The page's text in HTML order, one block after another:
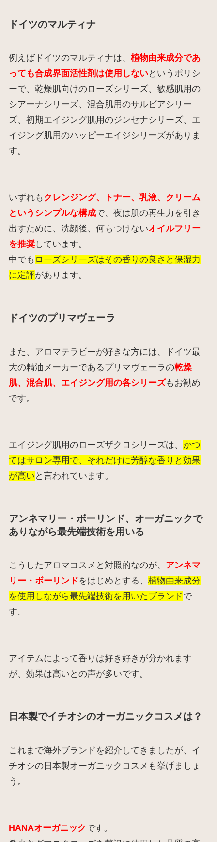
ドイツのマルティナ
例えばドイツのマルティナは、 植物由来成分であ
っても合成界面活性剤は使用しないというポリシ
ーで、乾燥肌向けのローズシリーズ、敏感肌用の
シアーナシリーズ、混合肌用のサルビアシリー
ズ、初期エイジング肌用のジンセナシリーズ、エ
イジング肌用のハッピーエイジシリーズがありま
す。
いずれも クレンジング、トナー、乳液、クリーム
というシンプルな構成で、夜は肌の再生力を引き
出すために、洗顔後、何もつけないオイルフリー
を推奨しています。
中でも ローズシリーズはその香りの良さと保湿力
に定評があります。
ドイツのプリマヴェーラ
また、アロマテラビーが好きな方には、ドイツ最
大の精油メーカーであるプリマヴェーラの乾燥
肌、混合肌、エイジング用の各シリーズもお勧め
です。
エイジング肌用のローズザクロシリーズは、 かつ
てはサロン専用で、それだけに芳醇な香りと効果
が高い と言われています。
アンネマリー・ボーリンド、オーガニックで
ありながら最先端技術を用いる
こうしたアロマコスメと対照的なのが、 アンネマ
リー・ボーリンドをはじめとする、 植物由来成分
を使用しながら最先端技術を用いたブランドで
す。
アイテムによって香りは好き好きが分かれます
が、効果は高いとの声が多いです。
日本製でイチオシのオーガニックコスメは？
これまで海外ブランドを紹介してきましたが、イ
チオシの日本製オーガニックコスメも挙げましょ
う。
HANAオーガニックです。